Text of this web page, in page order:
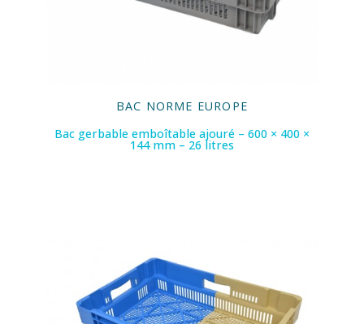
BAC NORME EUROPE
Bac gerbable emboîtable ajouré – 600 × 400 ×
144 mm – 26 litres